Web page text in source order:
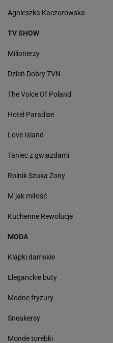
Agnieszka Kaczorowska
TV SHOW
Milionerzy
Dzień Dobry TVN
The Voice Of Poland
Hotel Paradise
Love Island
Taniec z gwiazdami
Rolnik Szuka Żony
M jak miłość
Kuchenne Rewolucje
MODA
Klapki damskie
Eleganckie buty
Modne fryzury
Sneakersy
Monde torebki